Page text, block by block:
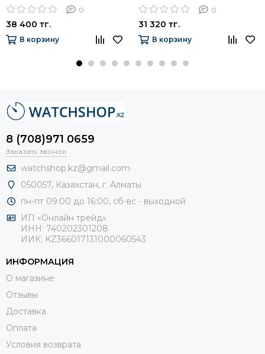
0
38 400 тг.
В корзину
0
31 320 тг.
В корзину
8 (708)971 0659
Заказать звонок
watchshop.kz@gmail.com
050057, Казахстан, г. Алматы
пн-пт 09:00 до 16:00, сб-вс - выходной
ИП «Онлайн трейд»
ИНН: 740202301208
ИИК: KZ366017131000060543
ИНФОРМАЦИЯ
О магазине
Отзывы
Доставка
Оплата
Условия возврата